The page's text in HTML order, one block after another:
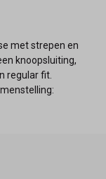
met strepen en
knoopsluiting,
regular fit.